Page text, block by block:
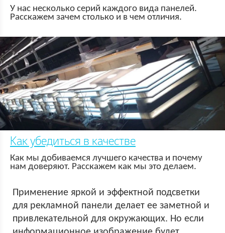
У нас несколько серий каждого вида панелей.
Расскажем зачем столько и в чем отличия.
Как убедиться в качестве
Как мы добиваемся лучшего качества и почему
нам доверяют. Расскажем как мы это делаем.
Применение яркой и эффектной подсветки
для рекламной панели делает ее заметной и
привлекательной для окружающих. Но если